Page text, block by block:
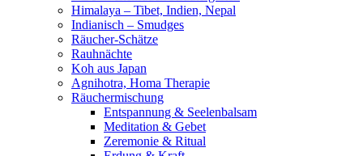
Himalaya – Tibet, Indien, Nepal
Indianisch – Smudges
Räucher-Schätze
Rauhnächte
Koh aus Japan
Agnihotra, Homa Therapie
Räuchermischung
Entspannung & Seelenbalsam
Meditation & Gebet
Zeremonie & Ritual